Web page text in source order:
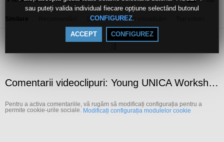
sau puteți valida individual fiecare opțiune selectând butonul
CONFIGUREZ.
ACCEPT CONFIGUREZ
După dată Top vizualizări
Comentarii videoclipuri: Young UNICA Workshop
Pentru a activa comentariile, vă rugăm să modificați configurația pentru a
permite cookie-urile sociale. Modificați configurația modulelor cookie